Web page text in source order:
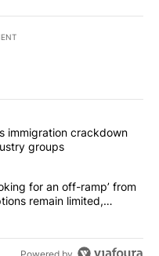
articles in the last
Trump’s
immigration crackdown
groups
general is ‘looking for an
for an off-ramp’ from
remain limited,